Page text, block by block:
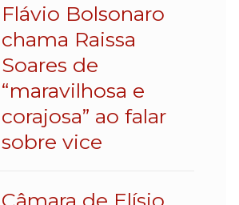
Flávio Bolsonaro
chama Raissa
Soares de
“maravilhosa e
corajosa” ao falar
sobre vice
Câmara de Elísio